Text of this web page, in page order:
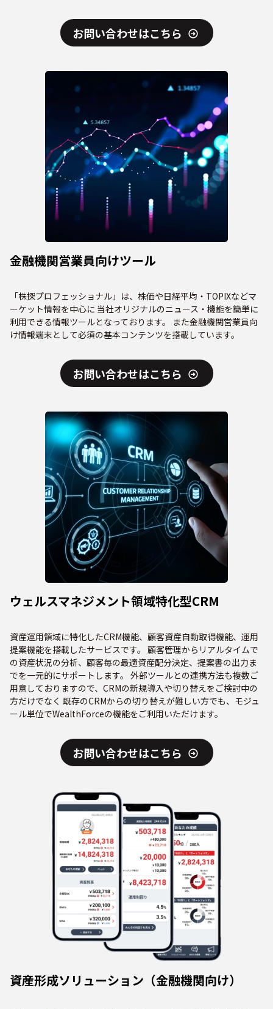
お問い合わせはこちら
金融機関営業員向けツール
「株探プロフェッショナル」は、株価や日経平均・TOPIXなどマ
ーケット情報を中心に 当社オリジナルのニュース・機能を簡単に
利用できる情報ツールとなっております。 また金融機関営業員向
け情報端末として必須の基本コンテンツを搭載しています。
お問い合わせはこちら
ウェルスマネジメント領域特化型CRM
資産運用領域に特化したCRM機能、顧客資産自動取得機能、運用
提案機能を搭載したサービスです。 顧客管理からリアルタイムで
の資産状況の分析、顧客毎の最適資産配分決定、提案書の出力ま
でを一元的にサポートします。 外部ツールとの連携方法も複数ご
用意しておりますので、CRMの新規導入や切り替えをご検討中の
方だけでなく 既存のCRMからの切り替えが難しい方でも、モジュ
ール単位でWealthForceの機能をご利用いただけます。
お問い合わせはこちら
資産形成ソリューション（金融機関向け）